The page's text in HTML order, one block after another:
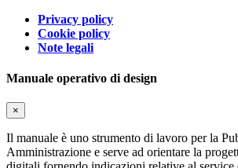
Privacy policy
Cookie policy
Note legali
Manuale operativo di design
×
Il manuale è uno strumento di lavoro per la
Amministrazione e serve ad orientare la